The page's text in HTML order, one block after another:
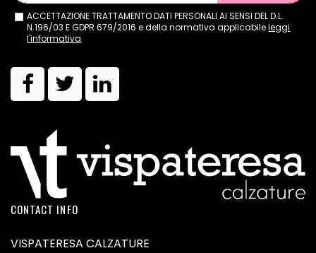
ACCETTAZIONE TRATTAMENTO DATI PERSONALI AI SENSI DEL D.L.
N.196/03 E GDPR 679/2016 e della normativa applicabileleggi
l'informativa
CONTACT INFO
VISPATERESA CALZATURE